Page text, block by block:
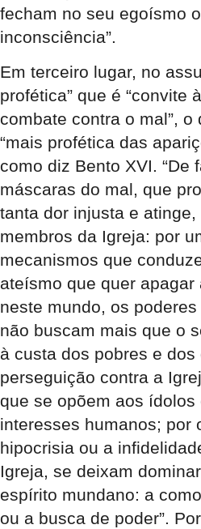
fecham no seu egoísmo
inconsciência”.
Em terceiro lugar, no
profética” que é “convite
combate contra o mal”,
“mais profética das
como diz Bento XVI. “De
máscaras do mal, que
tanta dor injusta e
membros da Igreja: por
mecanismos que
ateísmo que quer
neste mundo, os
não buscam mais que o
à custa dos pobres e dos
perseguição contra a
que se opõem aos ídolos
interesses humanos; por
hipocrisia ou a
Igreja, se deixam
espírito mundano: a
ou a busca de poder”.